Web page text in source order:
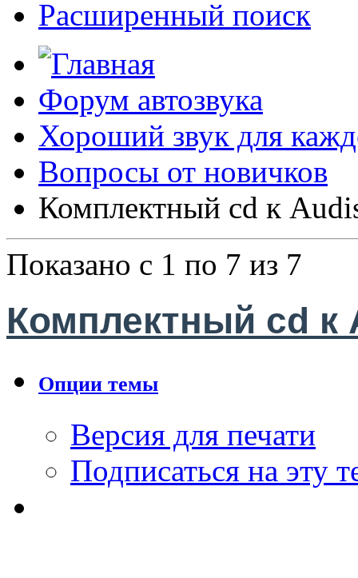
Расширенный поиск
Форум автозвука
Хороший звук для
Вопросы от новичков
Комплектный cd к
Показано с 1 по 7 из 7
Комплектный cd к
Опции темы
Версия для печати
Подписаться на эту